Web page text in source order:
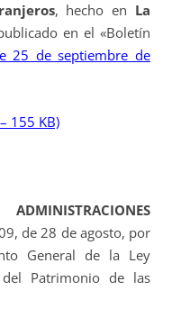
, hecho en La
en el «Boletín
25 de septiembre de
155 KB)
de 28 de agosto, por
General de la Ley
Patrimonio de las